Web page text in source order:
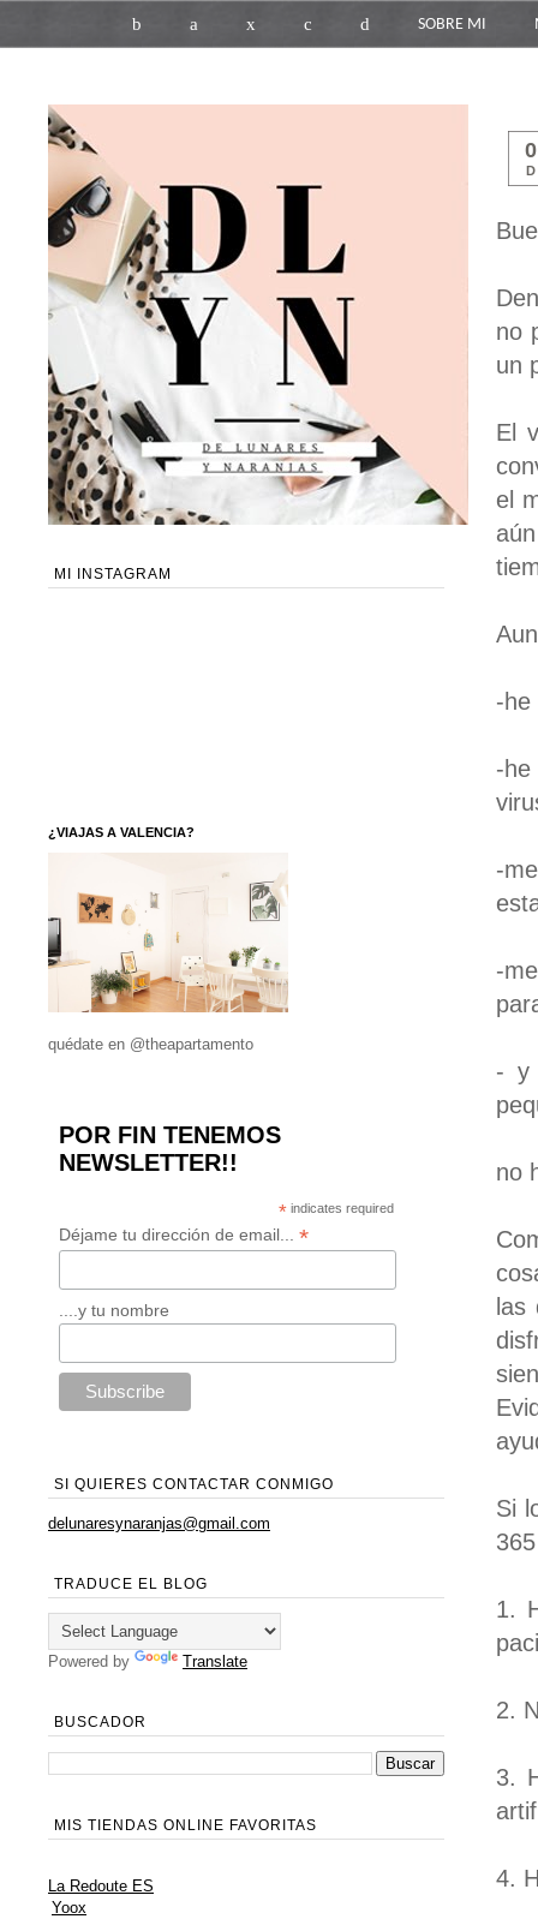
b a x c d SOBRE MI
no
un
El
el
-he
-
-
-
- y
no
Si
1.
2.
3.
4.
MI INSTAGRAM
¿VIAJAS A VALENCIA?
quédate en @theapartamento
POR FIN TENEMOS
NEWSLETTER!!
* indicates required
Déjame tu dirección de email... *
....y tu nombre
SI QUIERES CONTACTAR CONMIGO
delunaresynaranjas@gmail.com
TRADUCE EL BLOG
Powered by Translate
BUSCADOR
MIS TIENDAS ONLINE FAVORITAS
La Redoute ES
Yoox